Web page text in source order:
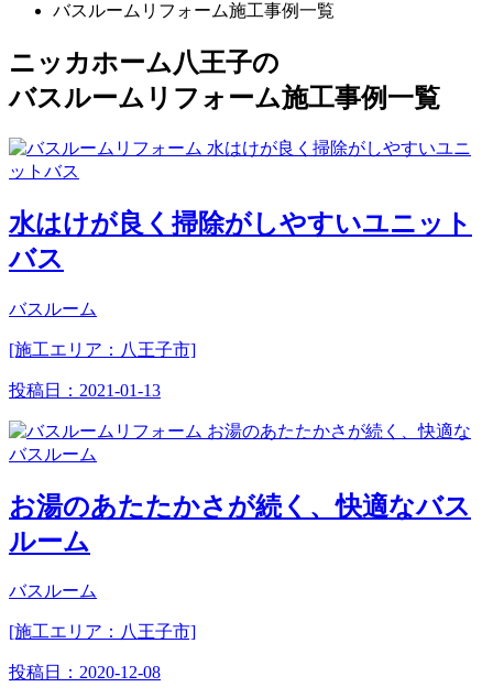
バスルームリフォーム施工事例一覧
ニッカホーム八王子の
バスルームリフォーム施工事例一覧
水はけが良く掃除がしやすいユニット
バス
バスルーム
[施工エリア：八王子市]
投稿日： 2021-01-13
お湯のあたたかさが続く、快適なバス
ルーム
バスルーム
[施工エリア：八王子市]
投稿日： 2020-12-08